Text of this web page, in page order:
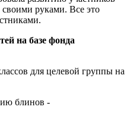
своими руками. Все это
на базе фонда
для целевой группы на
блинов -